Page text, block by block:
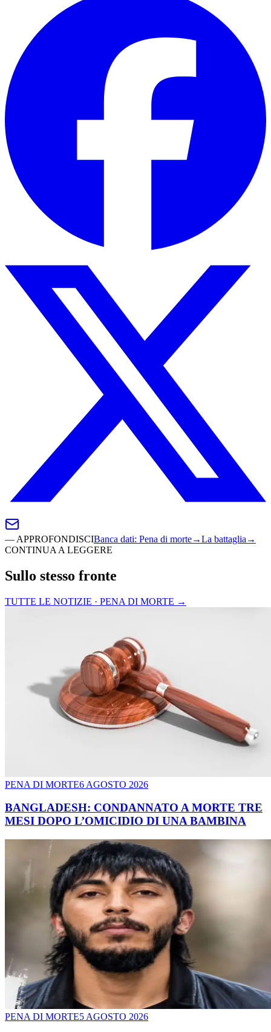
— APPROFONDISCIBanca dati: Pena di morte→La battaglia →
CONTINUA A LEGGERE
Sullo stesso fronte
TUTTE LE NOTIZIE · PENA DI MORTE →
PENA DI MORTE6 AGOSTO 2026
BANGLADESH: CONDANNATO A MORTE TRE
MESI DOPO L’OMICIDIO DI UNA BAMBINA
PENA DI MORTE5 AGOSTO 2026